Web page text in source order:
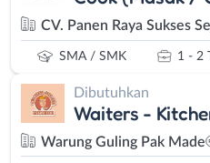
CV. Panen Raya Sukses
SMA / SMK 1 - 2
Dibutuhkan
Waiters -
Warung Guling Pak Made